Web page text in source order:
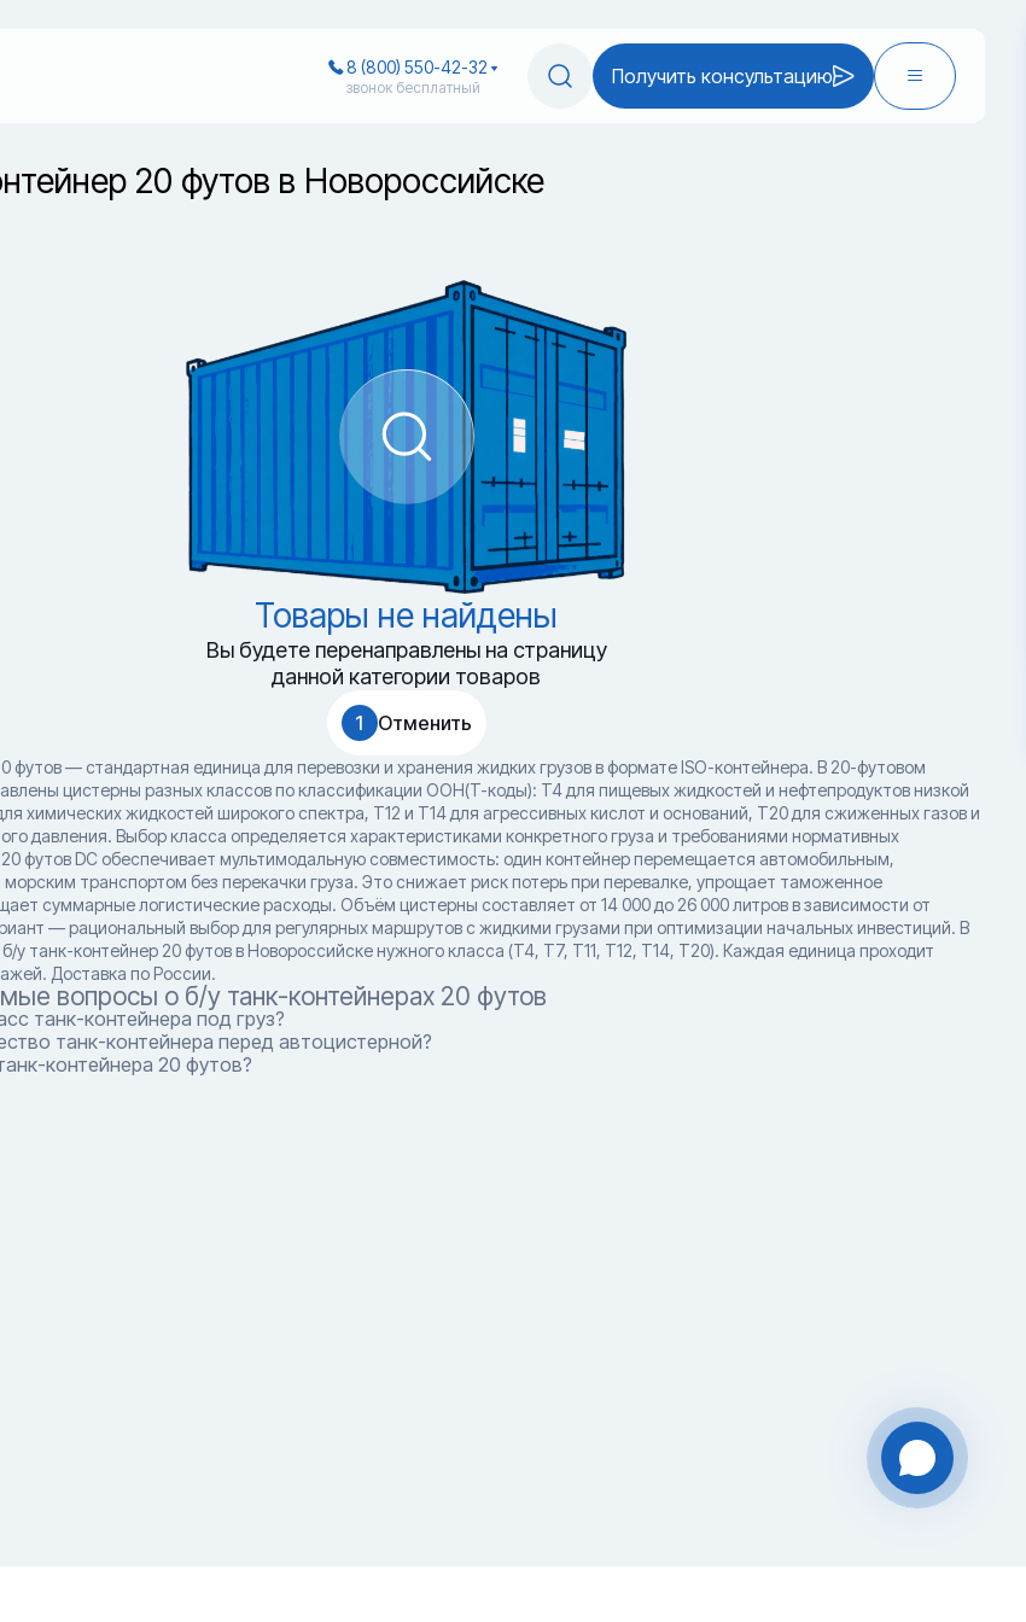
8 (800) 550-42-32
звонок бесплатный Получить консультацию
20 футов в Новороссийске
Товары не найдены
Вы будете перенаправлены на страницу
данной категории товаров
1 Отменить
футов — стандартная единица для перевозки и хранения жидких грузов в формате ISO-контейнера. В 20-футовом
цистерны разных классов по классификации ООН(T-коды): T4 для пищевых жидкостей и нефтепродуктов низкой
химических жидкостей широкого спектра, T12 и T14 для агрессивных кислот и оснований, T20 для сжиженных газов и
давления. Выбор класса определяется характеристиками конкретного груза и требованиями нормативных
футов DC обеспечивает мультимодальную совместимость: один контейнер перемещается автомобильным,
транспортом без перекачки груза. Это снижает риск потерь при перевалке, упрощает таможенное
суммарные логистические расходы. Объём цистерны составляет от 14 000 до 26 000 литров в зависимости от
— рациональный выбор для регулярных маршрутов с жидкими грузами при оптимизации начальных инвестиций. В
у танк-контейнер 20 футов в Новороссийске нужного класса (T4, T7, T11, T12, T14, T20). Каждая единица проходит
Доставка по России.
вопросы о б/у танк-контейнерах 20 футов
танк-контейнера под груз?
танк-контейнера перед автоцистерной?
контейнера 20 футов?